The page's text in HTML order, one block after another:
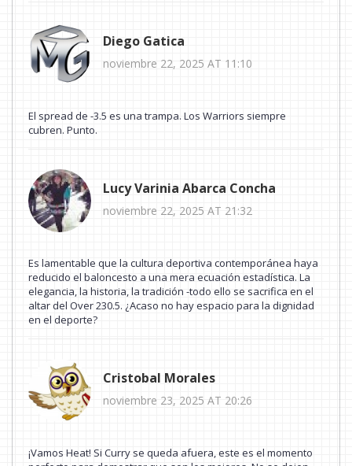
Diego Gatica
noviembre 22, 2025 AT 11:10
El spread de -3.5 es una trampa. Los Warriors siempre
cubren. Punto.
Lucy Varinia Abarca Concha
noviembre 22, 2025 AT 21:32
Es lamentable que la cultura deportiva contemporánea haya
reducido el baloncesto a una mera ecuación estadística. La
elegancia, la historia, la tradición -todo ello se sacrifica en el
altar del Over 230.5. ¿Acaso no hay espacio para la dignidad
en el deporte?
Cristobal Morales
noviembre 23, 2025 AT 20:26
¡Vamos Heat! Si Curry se queda afuera, este es el momento